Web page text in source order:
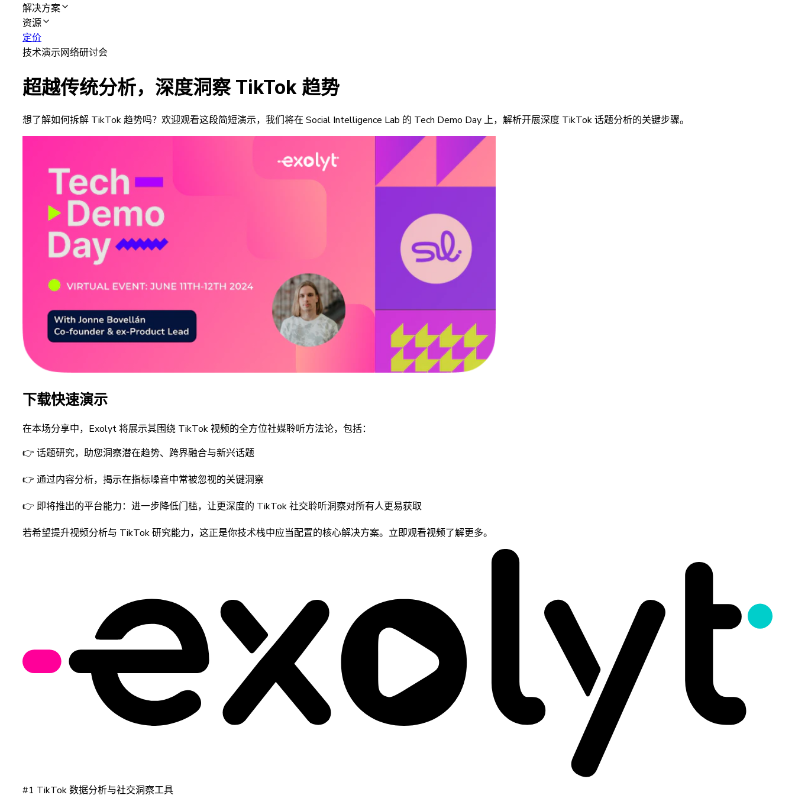
解决方案
资源
定价
技术演示网络研讨会
超越传统分析，深度洞察 TikTok 趋势
想了解如何拆解 TikTok 趋势吗？欢迎观看这段简短演示，我们将在 Social Intelligence Lab 的 Tech Demo Day 上，解析开展深度 TikTok 话题分析的关键步骤。
下载快速演示
在本场分享中，Exolyt 将展示其围绕 TikTok 视频的全方位社媒聆听方法论，包括：
👉 话题研究，助您洞察潜在趋势、跨界融合与新兴话题
👉 通过内容分析，揭示在指标噪音中常被忽视的关键洞察
👉 即将推出的平台能力：进一步降低门槛，让更深度的 TikTok 社交聆听洞察对所有人更易获取
若希望提升视频分析与 TikTok 研究能力，这正是你技术栈中应当配置的核心解决方案。立即观看视频了解更多。
#1 TikTok 数据分析与社交洞察工具